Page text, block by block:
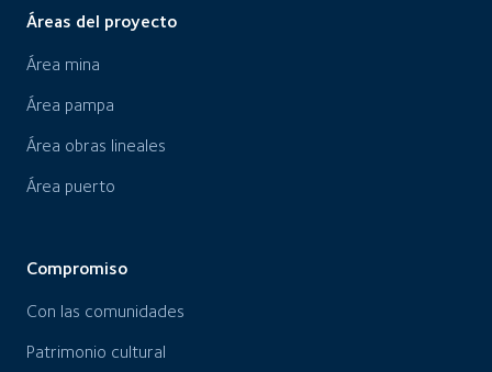
Áreas del proyecto
Área mina
Área pampa
Área obras lineales
Área puerto
Compromiso
Con las comunidades
Patrimonio cultural